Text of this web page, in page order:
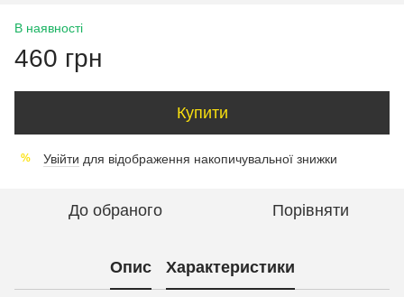
В наявності
460 грн
Купити
% Увійти для відображення накопичувальної знижки
До обраного Порівняти
Опис Характеристики